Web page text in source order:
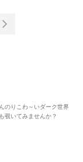
のりこわ～いダーク世界
覗いてみませんか？